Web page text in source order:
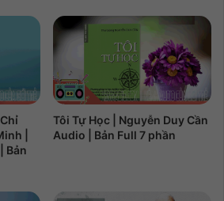
|
Bản
Tôi Tự Học | Nguyễn Duy Cần
Audio | Bản Full 7 phần